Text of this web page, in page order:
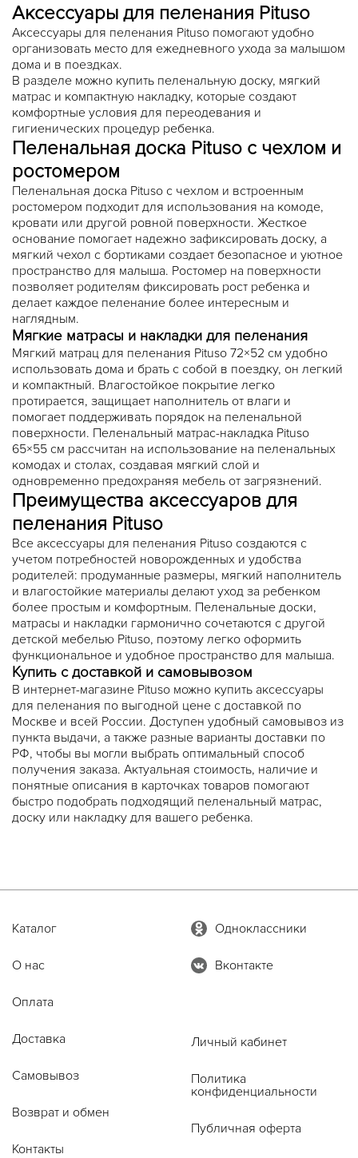
Аксессуары для пеленания Pituso
Аксессуары для пеленания Pituso помогают удобно
организовать место для ежедневного ухода за малышом
дома и в поездках.
В разделе можно купить пеленальную доску, мягкий
матрас и компактную накладку, которые создают
комфортные условия для переодевания и
гигиенических процедур ребенка.
Пеленальная доска Pituso с чехлом и
ростомером
Пеленальная доска Pituso с чехлом и встроенным
ростомером подходит для использования на комоде,
кровати или другой ровной поверхности. Жесткое
основание помогает надежно зафиксировать доску, а
мягкий чехол с бортиками создает безопасное и уютное
пространство для малыша. Ростомер на поверхности
позволяет родителям фиксировать рост ребенка и
делает каждое пеленание более интересным и
наглядным.
Мягкие матрасы и накладки для пеленания
Мягкий матрац для пеленания Pituso 72×52 см удобно
использовать дома и брать с собой в поездку, он легкий
и компактный. Влагостойкое покрытие легко
протирается, защищает наполнитель от влаги и
помогает поддерживать порядок на пеленальной
поверхности. Пеленальный матрас-накладка Pituso
65×55 см рассчитан на использование на пеленальных
комодах и столах, создавая мягкий слой и
одновременно предохраняя мебель от загрязнений.
Преимущества аксессуаров для
пеленания Pituso
Все аксессуары для пеленания Pituso создаются с
учетом потребностей новорожденных и удобства
родителей: продуманные размеры, мягкий наполнитель
и влагостойкие материалы делают уход за ребенком
более простым и комфортным. Пеленальные доски,
матрасы и накладки гармонично сочетаются с другой
детской мебелью Pituso, поэтому легко оформить
функциональное и удобное пространство для малыша.
Купить с доставкой и самовывозом
В интернет-магазине Pituso можно купить аксессуары
для пеленания по выгодной цене с доставкой по
Москве и всей России. Доступен удобный самовывоз из
пункта выдачи, а также разные варианты доставки по
РФ, чтобы вы могли выбрать оптимальный способ
получения заказа. Актуальная стоимость, наличие и
понятные описания в карточках товаров помогают
быстро подобрать подходящий пеленальный матрас,
доску или накладку для вашего ребенка.
Каталог
О нас
Оплата
Доставка
Самовывоз
Возврат и обмен
Контакты
Одноклассники
Вконтакте
Личный кабинет
Политика
конфиденциальности
Публичная оферта